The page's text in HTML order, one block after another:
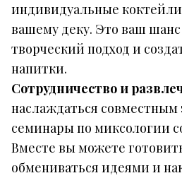
индивидуальные
вашему деку. Это ваш
творческий подход и
напитки.
Сотрудничество и
наслаждаться
семинары по миксологии
Вместе вы можете
обмениваться идеями и